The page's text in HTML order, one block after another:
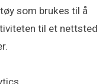
som brukes til å
til et nettsted